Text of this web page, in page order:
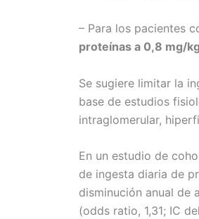
– Para los pacientes
proteínas a 0,8 mg/
Se sugiere limitar la
base de estudios
intraglomerular,
En un estudio de
de ingesta diaria de
disminución anual de
(odds ratio, 1,31; IC